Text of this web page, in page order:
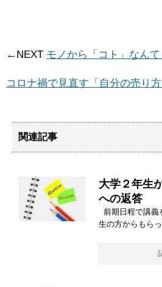
←NEXT モノから「コト」なんて
コロナ禍で見直す「自分の売り方
関連記事
大学２年生
への返答
前期日程で講義
生の方からもら